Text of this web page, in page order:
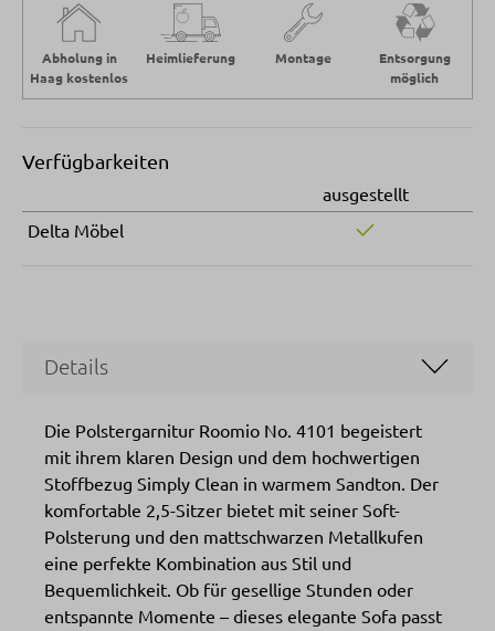
Abholung in
Haag kostenlos
Heimlieferung Montage
Entsorgung
möglich
Verfügbarkeiten
ausgestellt
Delta Möbel
Details
Die Polstergarnitur Roomio No. 4101 begeistert
mit ihrem klaren Design und dem hochwertigen
Stoffbezug Simply Clean in warmem Sandton. Der
komfortable 2,5-Sitzer bietet mit seiner Soft-
Polsterung und den mattschwarzen Metallkufen
eine perfekte Kombination aus Stil und
Bequemlichkeit. Ob für gesellige Stunden oder
entspannte Momente – dieses elegante Sofa passt